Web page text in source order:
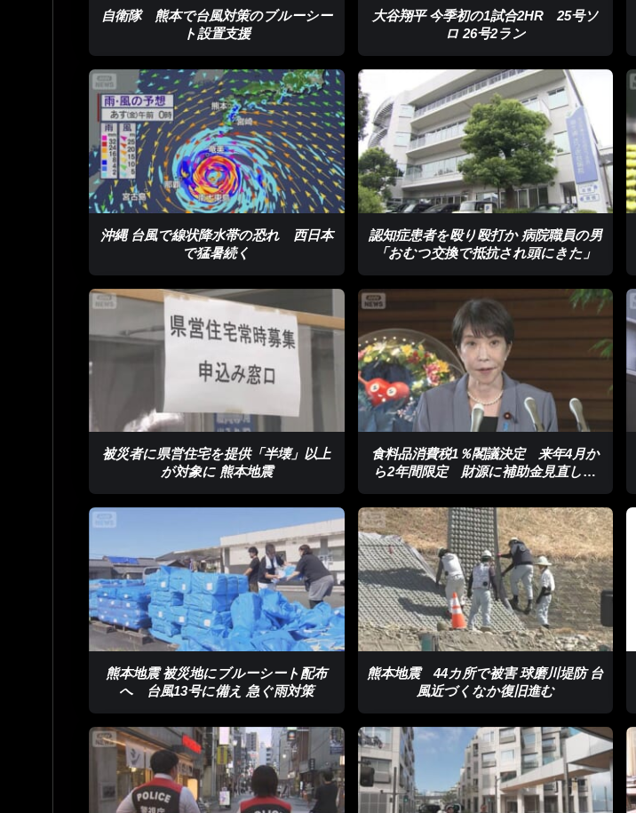
自衛隊 熊本で台風対策のブルーシー
ト設置支援
大谷翔平 今季初の1試合2HR 25号ソ
ロ 26号2ラン
沖縄 台風で線状降水帯の恐れ 西日本
で猛暑続く
認知症患者を殴り殴打か 病院職員の男
「おむつ交換で抵抗され頭にきた」
被災者に県営住宅を提供「半壊」以上
が対象に 熊本地震
食料品消費税1％閣議決定 来年4月か
ら2年間限定 財源に補助金見直しな
熊本地震 被災地にブルーシート配布
へ 台風13号に備え 急ぐ雨対策
熊本地震 44カ所で被害 球磨川堤防 台
風近づくなか復旧進む